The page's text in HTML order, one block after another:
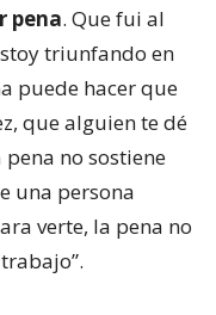
pena. Que fui al
triunfando en
puede hacer que
que alguien te dé
no sostiene
una persona
verte, la pena no